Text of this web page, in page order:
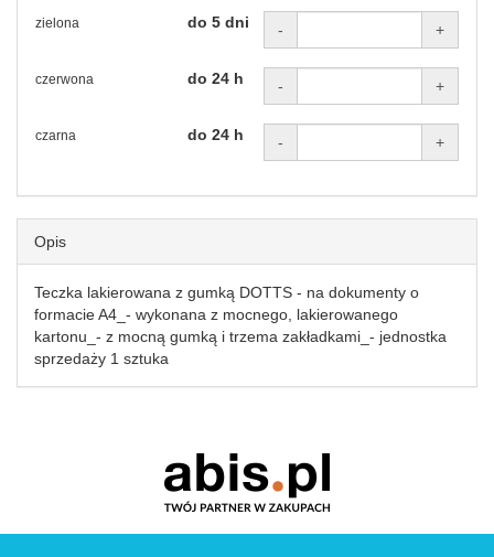
zielona do 5 dni - +
czerwona do 24 h - +
czarna do 24 h - +
Opis
Teczka lakierowana z gumką DOTTS - na dokumenty o
formacie A4_- wykonana z mocnego, lakierowanego
kartonu_- z mocną gumką i trzema zakładkami_- jednostka
sprzedaży 1 sztuka